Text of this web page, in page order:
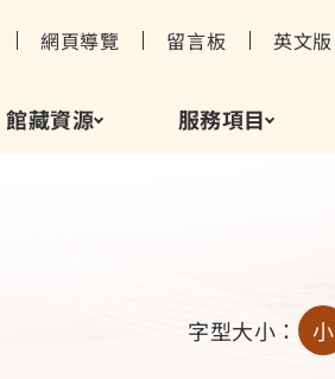
網頁導覽 留言板 英文版
館藏資源 服務項目
字型大小： 小